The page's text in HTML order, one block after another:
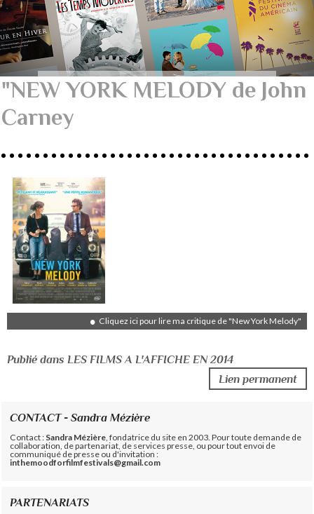
"NEW YORK MELODY de John
Carney
Cliquez ici pour lire ma critique de "New York Melody"
Publié dans LES FILMS A L'AFFICHE EN 2014
Lien permanent
CONTACT - Sandra Mézière
Contact : Sandra Mézière , fondatrice du site en 2003. Pour toute demande de
collaboration, de partenariat, de services presse, ou pour tout envoi de
communiqué de presse ou d'invitation :
inthemoodforfilmfestivals@gmail.com
PARTENARIATS